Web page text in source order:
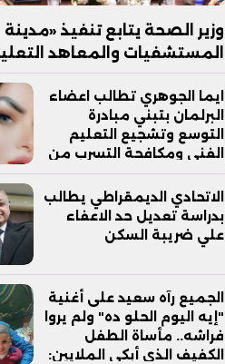
وزير الصحة يتابع تنفيذ «مدينة
المستشفيات والمعاهد
بالعاصمة الجديدة
ايما الجوهري تطالب اعضاء
البرلمان بتبني مبادرة
التوسع وتشجيع التعليم
الفني ومكافحة التسرب من
التعليم
الاتحادي الديمقراطي يطالب
بدراسة تعديل حد الاعفاء
علي ضريبة السكن
الجميع رآه سعيد على أغنية
"إيه اليوم الحلو ده" ولم يروا
فراشه.. مأساة الطفل
الكفيف الذي أبكى الملايين: